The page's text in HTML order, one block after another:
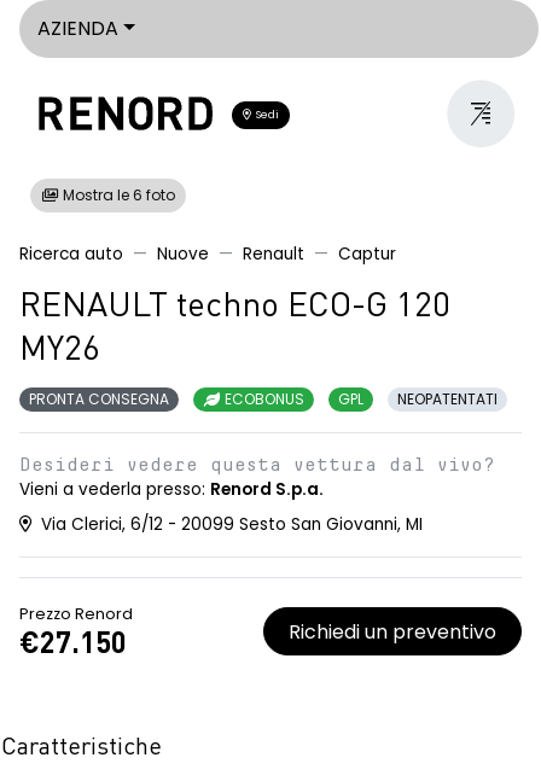
AZIENDA
Sedi
Mostra le 6 foto
Ricerca auto Nuove Renault Captur
RENAULT techno ECO-G 120
MY26
PRONTA CONSEGNA ECOBONUS GPL NEOPATENTATI
Desideri vedere questa vettura dal vivo?
Vieni a vederla presso: Renord S.p.a.
Via Clerici, 6/12 - 20099 Sesto San Giovanni, MI
Prezzo Renord
€27.150 Richiedi un preventivo
Caratteristiche